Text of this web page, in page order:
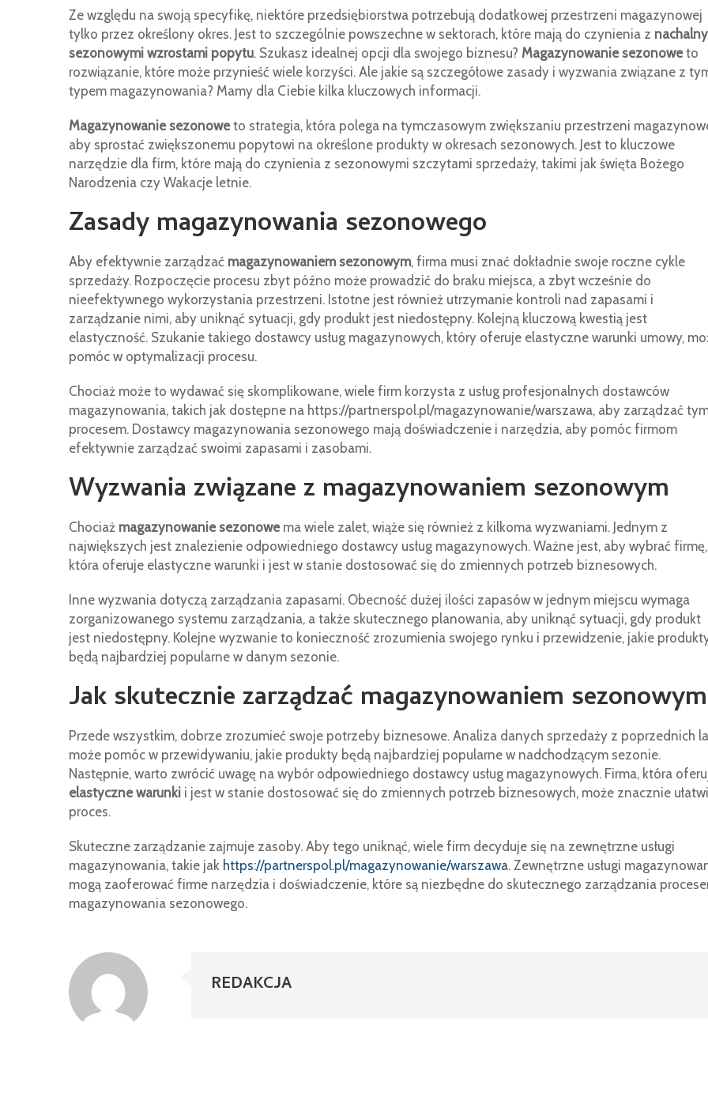
Ze względu na swoją specyfikę, niektóre przedsiębiorstwa potrzebują dodatkowej przestrzeni magazynowej
tylko przez określony okres. Jest to szczególnie powszechne w sektorach, które mają do czynienia z
sezonowymi wzrostami popytu. Szukasz idealnej opcji dla swojego biznesu? Magazynowanie sezonoweto
rozwiązanie, które może przynieść wiele korzyści. Ale jakie są szczegółowe zasady i wyzwania związane z
typem magazynowania? Mamy dla Ciebie kilka kluczowych informacji.
Magazynowanie sezonoweto strategia, która polega na tymczasowym zwiększaniu przestrzeni
aby sprostać zwiększonemu popytowi na określone produkty w okresach sezonowych. Jest to kluczowe
narzędzie dla firm, które mają do czynienia z sezonowymi szczytami sprzedaży, takimi jak święta Bożego
Narodzenia czy Wakacje letnie.
Zasady magazynowania sezonowego
Aby efektywnie zarządzać magazynowaniem sezonowym, firma musi znać dokładnie swoje roczne cykle
sprzedaży. Rozpoczęcie procesu zbyt późno może prowadzić do braku miejsca, a zbyt wcześnie do
nieefektywnego wykorzystania przestrzeni. Istotne jest również utrzymanie kontroli nad zapasami i
zarządzanie nimi, aby uniknąć sytuacji, gdy produkt jest niedostępny. Kolejną kluczową kwestią jest
elastyczność. Szukanie takiego dostawcy usług magazynowych, który oferuje elastyczne warunki umowy,
pomóc w optymalizacji procesu.
Chociaż może to wydawać się skomplikowane, wiele firm korzysta z usług profesjonalnych dostawców
magazynowania, takich jak dostępne na https://partnerspol.pl/magazynowanie/warszawa, aby zarządzać
procesem. Dostawcy magazynowania sezonowego mają doświadczenie i narzędzia, aby pomóc firmom
efektywnie zarządzać swoimi zapasami i zasobami.
Wyzwania związane z magazynowaniem sezonowym
Chociaż magazynowanie sezonowema wiele zalet, wiąże się również z kilkoma wyzwaniami. Jednym z
największych jest znalezienie odpowiedniego dostawcy usług magazynowych. Ważne jest, aby wybrać firmę,
która oferuje elastyczne warunki i jest w stanie dostosować się do zmiennych potrzeb biznesowych.
Inne wyzwania dotyczą zarządzania zapasami. Obecność dużej ilości zapasów w jednym miejscu wymaga
zorganizowanego systemu zarządzania, a także skutecznego planowania, aby uniknąć sytuacji, gdy produkt
jest niedostępny. Kolejne wyzwanie to konieczność zrozumienia swojego rynku i przewidzenie, jakie
będą najbardziej popularne w danym sezonie.
Jak skutecznie zarządzać magazynowaniem
Przede wszystkim, dobrze zrozumieć swoje potrzeby biznesowe. Analiza danych sprzedaży z poprzednich
może pomóc w przewidywaniu, jakie produkty będą najbardziej popularne w nadchodzącym sezonie.
Następnie, warto zwrócić uwagę na wybór odpowiedniego dostawcy usług magazynowych. Firma, która
elastyczne warunki i jest w stanie dostosować się do zmiennych potrzeb biznesowych, może znacznie
proces.
Skuteczne zarządzanie zajmuje zasoby. Aby tego uniknąć, wiele firm decyduje się na zewnętrzne usługi
magazynowania, takie jak https://partnerspol.pl/magazynowanie/warszawa. Zewnętrzne usługi
mogą zaoferować firme narzędzia i doświadczenie, które są niezbędne do skutecznego zarządzania
magazynowania sezonowego.
REDAKCJA